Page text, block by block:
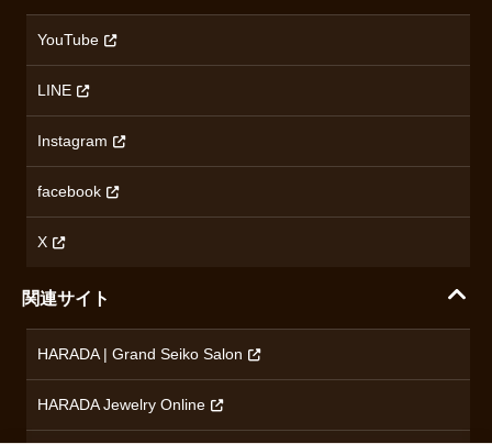
カシオ
ミナセ
オリエントスター
オメガ
ロンジン
ブランド一覧を見る
沿革
プライバシーポリシー
コンテンツ制作ポリシーおよび生成AIの利用指針
YouTube
LINE
Instagram
facebook
X
関連サイト
HARADA | Grand Seiko Salon
HARADA Jewelry Online